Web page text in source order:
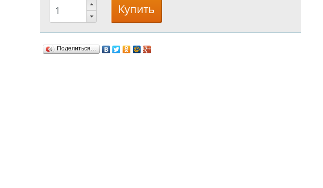
Поделиться…